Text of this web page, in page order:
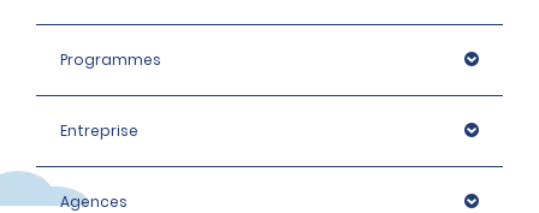
Programmes
Entreprise
Agences